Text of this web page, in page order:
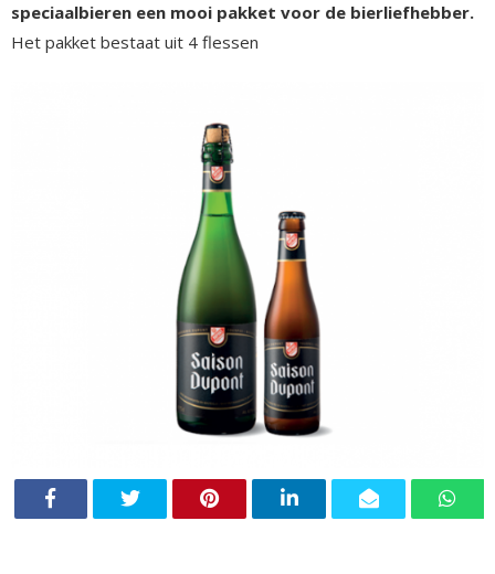
speciaalbieren een mooi pakket voor de bierliefhebber.
Het pakket bestaat uit 4 flessen